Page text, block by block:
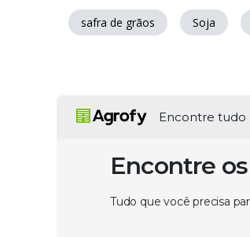
safra de grãos Soja
Encontre tudo
Encontre
Tudo que você precisa